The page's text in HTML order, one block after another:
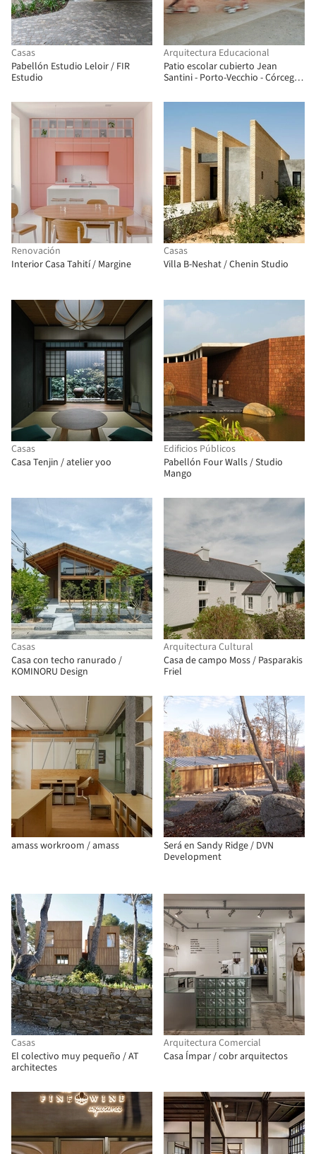
Casas
Pabellón Estudio Leloir / FIR
Estudio
Arquitectura Educacional
Patio escolar cubierto Jean
Santini - Porto-Vecchio - Córcega /
Renovación
Interior Casa Tahití / Margine
Casas
Villa B-Neshat / Chenin Studio
Casas
Casa Tenjin / atelier yoo
Edificios Públicos
Pabellón Four Walls / Studio
Mango
Casas
Casa con techo ranurado /
KOMINORU Design
Arquitectura Cultural
Casa de campo Moss / Pasparakis
Friel
amass workroom / amass
Será en Sandy Ridge / DVN
Development
Casas
El colectivo muy pequeño / AT
architectes
Arquitectura Comercial
Casa Ímpar / cobr arquitectos